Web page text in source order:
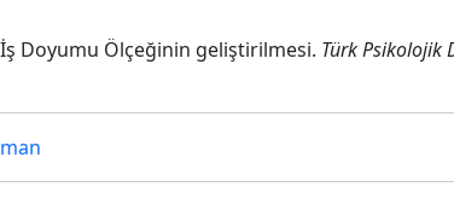
İş Doyumu Ölçeğinin geliştirilmesi. Türk Psikolojik